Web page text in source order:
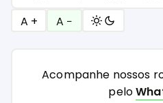
A + A −
Acompanhe nossos
pelo